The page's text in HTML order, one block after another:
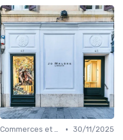
Commerces et Retail • 30/11/2025